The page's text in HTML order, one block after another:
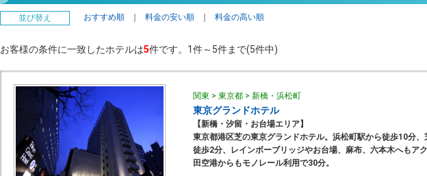
並び替え おすすめ順 料金の安い順 料金の高い順
お客様の条件に一致したホテルは5件です。1件～5件まで(5件中)
関東 > 東京都 > 新橋・浜松町
東京グランドホテル
【新橋・汐留・お台場エリア】
東京都港区芝の東京グランドホテル。浜松町駅から徒歩10分、
徒歩2分、レインボーブリッジやお台場、麻布、六本木へもア
田空港からもモノレール利用で30分。